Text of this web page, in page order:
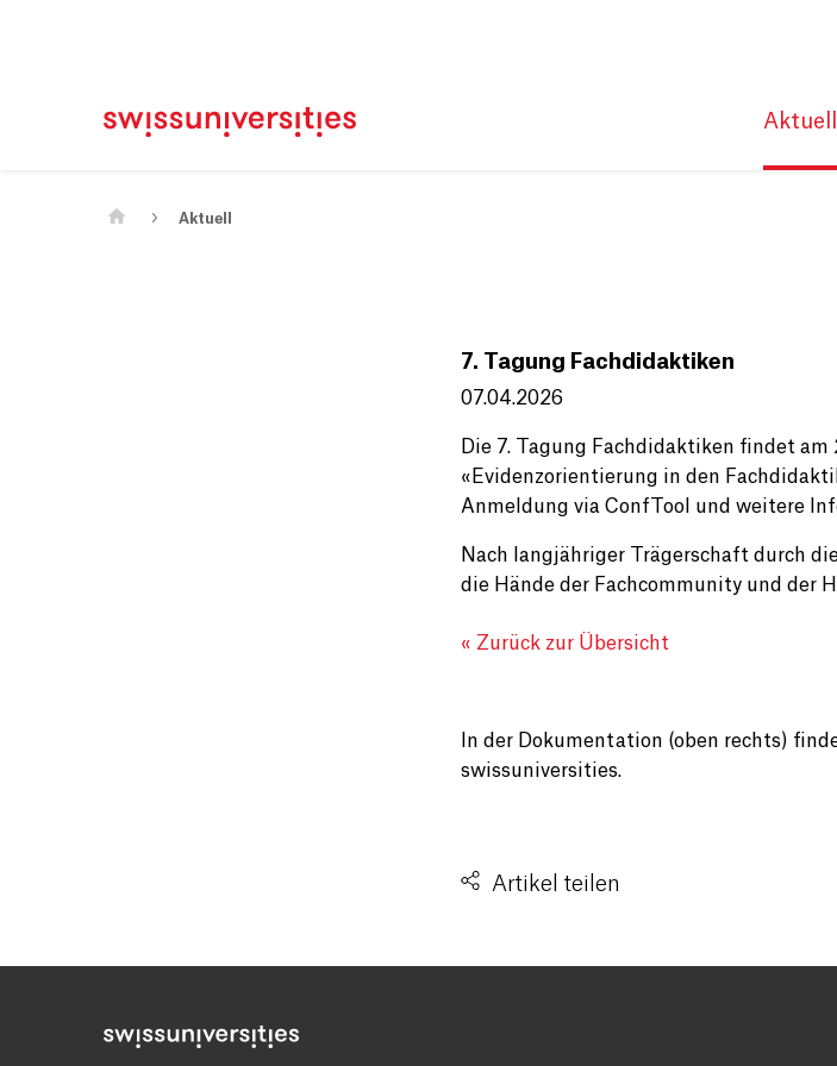
Sitemap
Aktuell
Aktuell
7. Tagung Fachdidaktiken
07.04.2026
Die 7. Tagung Fachdidaktiken findet am
«Evidenzorientierung in den
Anmeldung via ConfTool und weitere
Nach langjähriger Trägerschaft durch
die Hände der Fachcommunity und der
« Zurück zur Übersicht
In der Dokumentation (oben rechts)
swissuniversities.
Artikel teilen